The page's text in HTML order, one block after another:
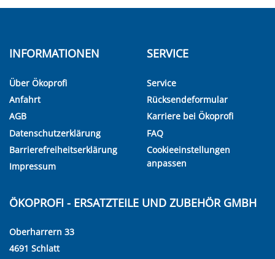
INFORMATIONEN
Über Ökoprofi
Anfahrt
AGB
Datenschutzerklärung
Barrierefreiheitserklärung
Impressum
SERVICE
Service
Rücksendeformular
Karriere bei Ökoprofi
FAQ
Cookieeinstellungen
anpassen
ÖKOPROFI - ERSATZTEILE UND ZUBEHÖR GMBH
Oberharrern 33
4691 Schlatt